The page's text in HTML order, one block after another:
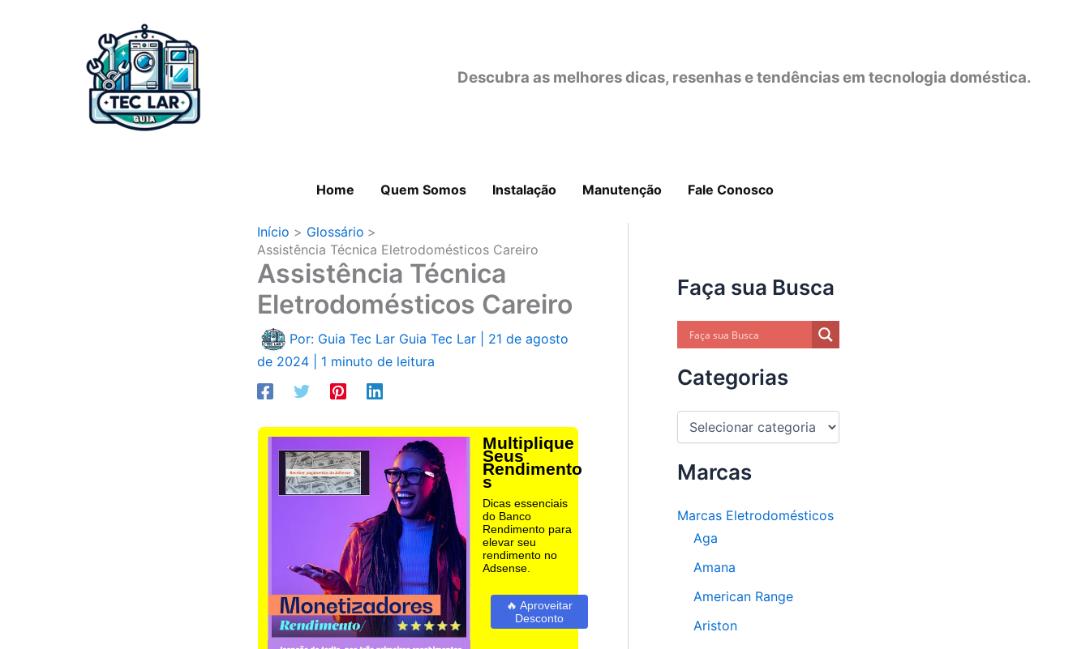
Descubra as melhores dicas, resenhas e tendências em tecnologia doméstica.
Home Quem Somos Instalação Manutenção Fale Conosco
Início
Glossário
Assistência Técnica Eletrodomésticos Careiro
Assistência Técnica
Eletrodomésticos Careiro
Por: Guia Tec Lar Guia Tec Lar
21 de agosto
de 2024
1 minuto de leitura
Multiplique
Seus
Rendimento
s
Dicas essenciais
do Banco
Rendimento para
elevar seu
rendimento no
Adsense.
🔥 Aproveitar
Desconto
Faça sua Busca
Categorias
C
e
g
r
Marcas
Marcas Eletrodomésticos
Aga
Amana
American Range
Ariston